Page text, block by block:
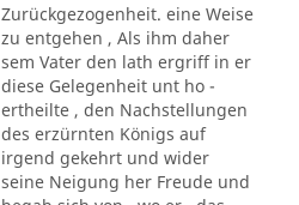
Zurückgezogenheit. eine Weise
zu entgehen , Als ihm daher
sem Vater den lath ergriff in er
diese Gelegenheit unt ho -
ertheilte , den Nachstellungen
des erzürnten Königs auf
irgend gekehrt und wider
seine Neigung her Freude und